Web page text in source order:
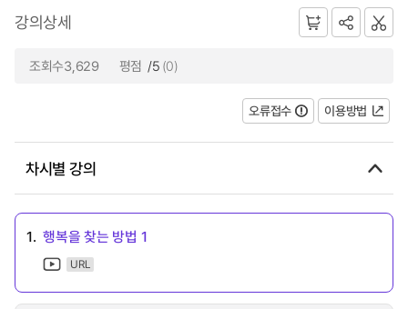
강의상세
조회수3,629 평점 /5 (0)
오류접수 이용방법
차시별 강의
1. 행복을 찾는 방법 1
URL